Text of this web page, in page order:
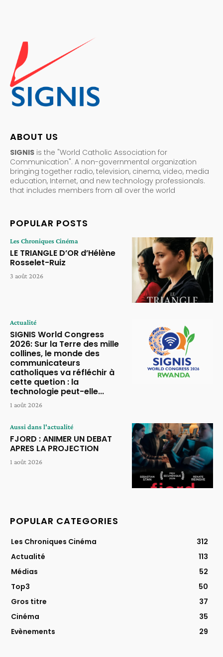
ABOUT US
SIGNIS is the "World Catholic Association for
Communication". A non-governmental organization
bringing together radio, television, cinema, video, media
education, Internet, and new technology professionals.
that includes members from all over the world
POPULAR POSTS
Les Chroniques Cinéma
LE TRIANGLE D’OR d’Hélène
Rosselet-Ruiz
3 août 2026
Actualité
SIGNIS World Congress
2026: Sur la Terre des mille
collines, le monde des
communicateurs
catholiques va réfléchir à
cette quetion : la
technologie peut-elle...
1 août 2026
Aussi dans l'actualité
FJORD : ANIMER UN DEBAT
APRES LA PROJECTION
1 août 2026
POPULAR CATEGORIES
Les Chroniques Cinéma
312
Actualité
113
Médias
52
Top3
50
Gros titre
37
Cinéma
35
Evènements
29